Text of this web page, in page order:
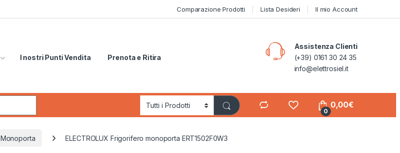
Comparazione Prodotti Lista Desideri Il mio Account
I nostri Punti Vendita Prenota e Ritira
Assistenza Clienti
(+39) 0161 30 24 35
info@elettrosiel.it
0
0,00€
Monoporta ELECTROLUX Frigorifero monoporta ERT1502F0W3